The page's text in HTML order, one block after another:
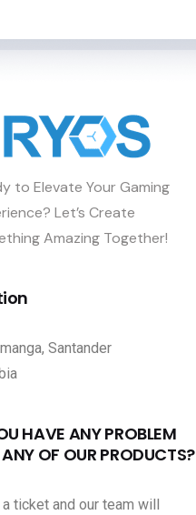
to Elevate Your Gaming
Let’s Create
Amazing Together!
Santander
HAVE ANY PROBLEM
OF OUR PRODUCTS?
ticket and our team will